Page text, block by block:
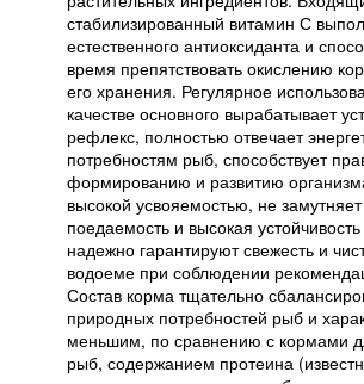
стабилизированный витамин С
естественного антиоксиданта и
время препятствовать окислению
его хранения. Регулярное
качестве основного вырабатывает
рефлекс, полностью отвечает
потребностям рыб, способствует
формированию и развитию
высокой усвояемостью, не
поедаемость и высокая
надежно гарантируют свежесть и
водоеме при соблюдении
Состав корма тщательно
природных потребностей рыб и
меньшим, по сравнению с кормами
рыб, содержанием протеина